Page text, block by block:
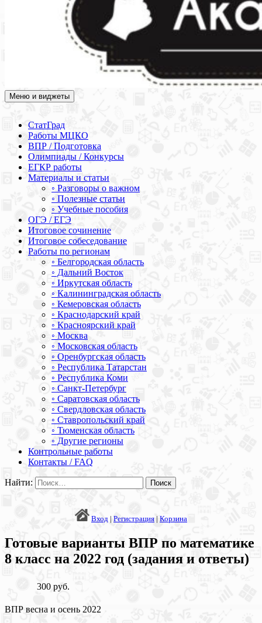
Академия СОВА
Подготовка к ЕГЭ, ОГЭ, ВПР, МЦКО, СтатГрад, КДР, ВОШ,
Меню и виджеты
СтатГрад
Работы МЦКО
ВПР / Подготовка
Олимпиады / Конкурсы
ЕГКР работы
Материалы и статьи
◦ Разговоры о важном
◦ Полезные статьи
◦ Учебные пособия
ОГЭ / ЕГЭ
Итоговое сочинение
Итоговое собеседование
Работы по регионам
◦ Белгородская область
◦ Дальний Восток
◦ Иркутская область
◦ Калининградская область
◦ Кемеровская область
◦ Краснодарский край
◦ Красноярский край
◦ Москва
◦ Московская область
◦ Оренбургская область
◦ Республика Татарстан
◦ Республика Коми
◦ Санкт-Петербург
◦ Саратовская область
◦ Свердловская область
◦ Ставропольский край
◦ Тюменская область
◦ Другие регионы
Контрольные работы
Контакты / FAQ
Найти:
Вход | Регистрация | Корзина
Готовые варианты ВПР по математике
8 класс на 2022 год (задания и ответы)
300 руб.
ВПР весна и осень 2022